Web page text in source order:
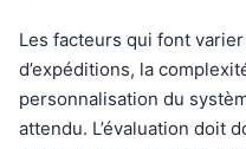
Les facteurs qui font
d’expéditions, la
personnalisation du
attendu. L’évaluation doit